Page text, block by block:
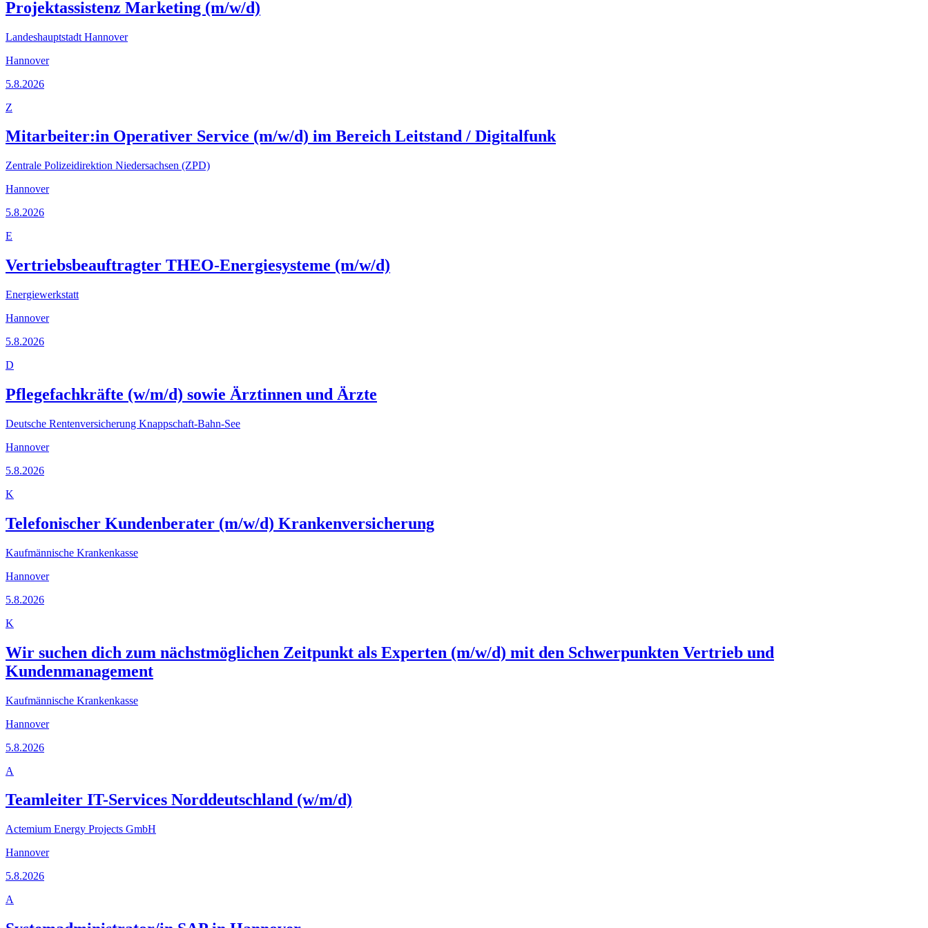
Projektassistenz Marketing (m/w/d)
Landeshauptstadt Hannover
Hannover
5.8.2026
Z
Mitarbeiter:in Operativer Service (m/w/d) im Bereich Leitstand / Digitalfunk
Zentrale Polizeidirektion Niedersachsen (ZPD)
Hannover
5.8.2026
E
Vertriebsbeauftragter THEO-Energiesysteme (m/w/d)
Energiewerkstatt
Hannover
5.8.2026
D
Pflegefachkräfte (w/m/d) sowie Ärztinnen und Ärzte
Deutsche Rentenversicherung Knappschaft-Bahn-See
Hannover
5.8.2026
K
Telefonischer Kundenberater (m/w/d) Krankenversicherung
Kaufmännische Krankenkasse
Hannover
5.8.2026
K
Wir suchen dich zum nächstmöglichen Zeitpunkt als Experten (m/w/d) mit den Schwerpunkten Vertrieb und
Kundenmanagement
Kaufmännische Krankenkasse
Hannover
5.8.2026
A
Teamleiter IT-Services Norddeutschland (w/m/d)
Actemium Energy Projects GmbH
Hannover
5.8.2026
A